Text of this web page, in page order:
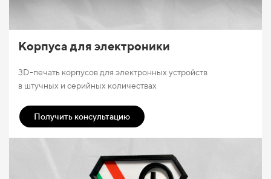
Корпуса для электроники
3D-печать корпусов для электронных устройств
в штучных и серийных количествах
Получить консультацию